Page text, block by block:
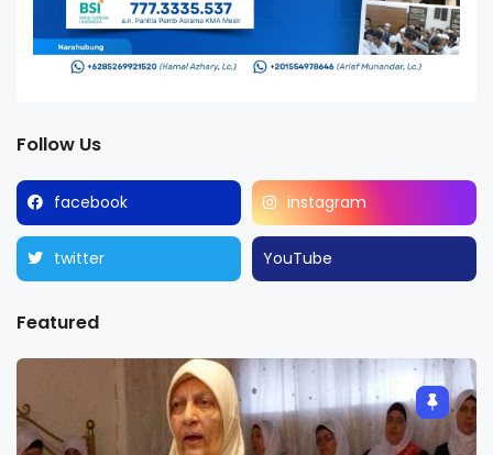
Follow Us
facebook instagram
twitter YouTube
Featured